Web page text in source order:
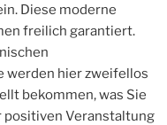
Diese moderne
freilich garantiert.
werden hier zweifellos
bekommen, was Sie
positiven Veranstaltung